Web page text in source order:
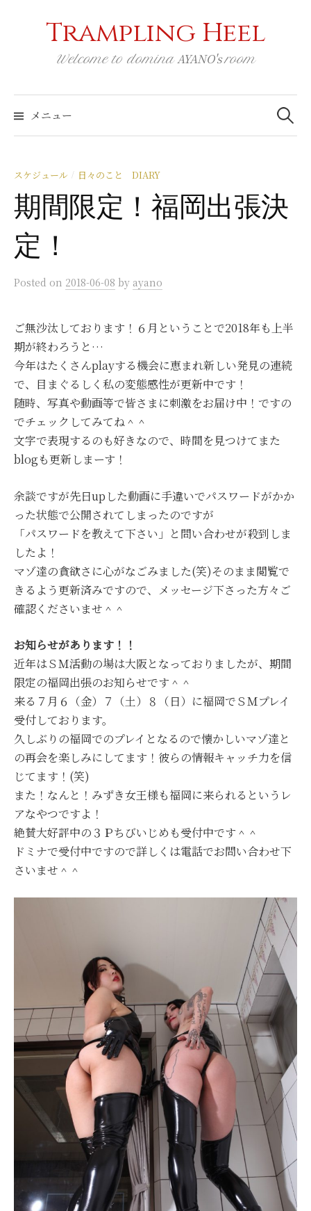
ス
キ
プ
Trampling Heel
Welcome to dominaAYANO'sroom
メニュー
検
索:
スケジュール / 日々のこと DIARY
期間限定！福岡出張決
定！
Posted on 2018-06-08 by ayano
ご無沙汰しております！６月ということで2018年も上半
期が終わろうと…
今年はたくさんplayする機会に恵まれ新しい発見の連続
で、目まぐるしく私の変態感性が更新中です！
随時、写真や動画等で皆さまに刺激をお届け中！ですの
でチェックしてみてね＾＾
文字で表現するのも好きなので、時間を見つけてまた
blogも更新しまーす！
余談ですが先日upした動画に手違いでパスワードがかか
った状態で公開されてしまったのですが
「パスワードを教えて下さい」と問い合わせが殺到しま
したよ！
マゾ達の貪欲さに心がなごみました(笑)そのまま閲覧で
きるよう更新済みですので、メッセージ下さった方々ご
確認くださいませ＾＾
お知らせがあります！！
近年はＳＭ活動の場は大阪となっておりましたが、期間
限定の福岡出張のお知らせです＾＾
来る７月６（金）７（土）８（日）に福岡でＳＭプレイ
受付しております。
久しぶりの福岡でのプレイとなるので懐かしいマゾ達と
の再会を楽しみにしてます！彼らの情報キャッチ力を信
じてます！(笑)
また！なんと！みずき女王様も福岡に来られるというレ
アなやつですよ！
絶賛大好評中の３Ｐちびいじめも受付中です＾＾
ドミナで受付中ですので詳しくは電話でお問い合わせ下
さいませ＾＾